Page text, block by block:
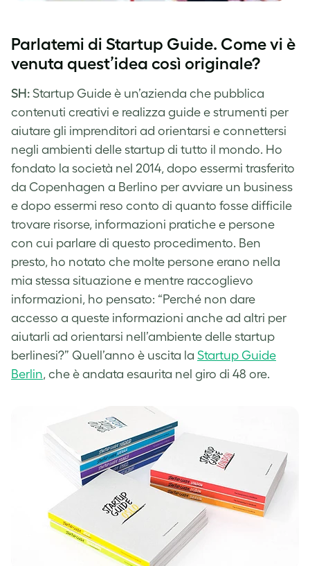
Parlatemi di Startup Guide. Come vi è
venuta quest’idea così originale?
SH: Startup Guide è un’azienda che pubblica
contenuti creativi e realizza guide e strumenti per
aiutare gli imprenditori ad orientarsi e connettersi
negli ambienti delle startup di tutto il mondo. Ho
fondato la società nel 2014, dopo essermi trasferito
da Copenhagen a Berlino per avviare un business
e dopo essermi reso conto di quanto fosse difficile
trovare risorse, informazioni pratiche e persone
con cui parlare di questo procedimento. Ben
presto, ho notato che molte persone erano nella
mia stessa situazione e mentre raccoglievo
informazioni, ho pensato: “Perché non dare
accesso a queste informazioni anche ad altri per
aiutarli ad orientarsi nell’ambiente delle startup
berlinesi?” Quell’anno è uscita la Startup Guide
Berlin, che è andata esaurita nel giro di 48 ore.